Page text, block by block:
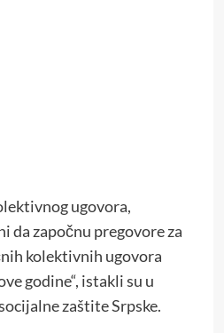
ugovora,
da započnu pregovore za
kolektivnih ugovora
godine“, istakli su u
zaštite Srpske.